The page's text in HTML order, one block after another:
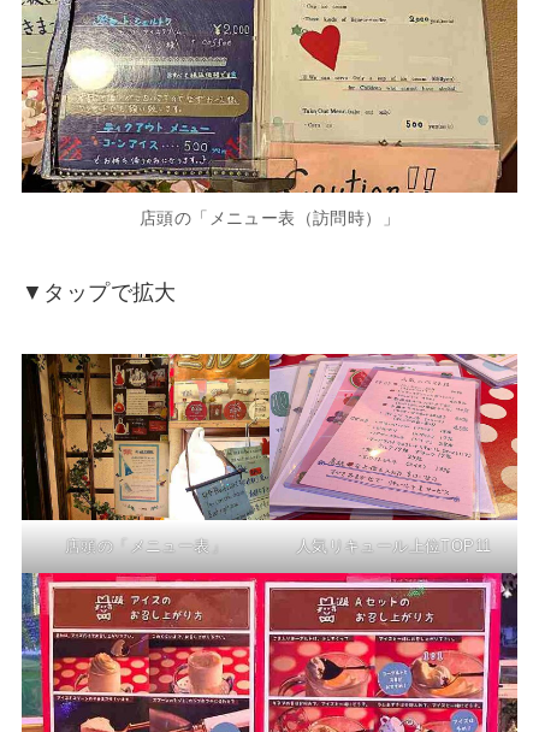
店頭の「メニュー表（訪問時）」
▼タップで拡大
店頭の「メニュー表」 人気リキュール上位TOP11